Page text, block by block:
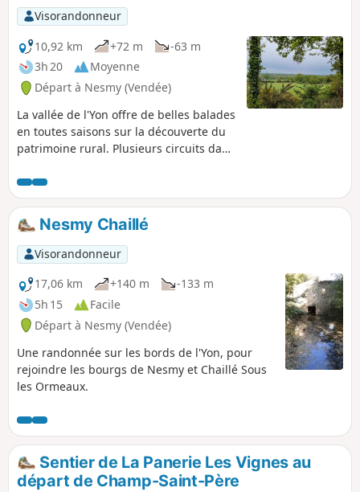
Visorandonneur
10,92 km
+72 m
-63 m
3h 20
Moyenne
Départ à Nesmy (Vendée)
La vallée de l'Yon offre de belles balades
en toutes saisons sur la découverte du
patrimoine rural. Plusieurs circuits dans
importante : En période de crue, cette
randonnée peut se révéler difficile, à
éviter donc.
Nesmy Chaillé
Visorandonneur
17,06 km
+140 m
-133 m
5h 15
Facile
Départ à Nesmy (Vendée)
Une randonnée sur les bords de l'Yon, pour
rejoindre les bourgs de Nesmy et Chaillé Sous
les Ormeaux.
Sentier de La Panerie Les Vignes au
départ de Champ-Saint-Père